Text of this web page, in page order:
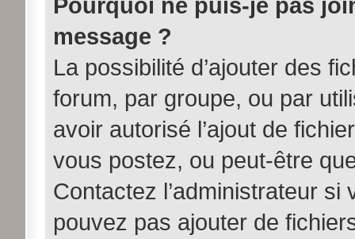
message ?
La possibilité d’ajouter des
forum, par groupe, ou par
avoir autorisé l’ajout de
vous postez, ou peut-être
Contactez l’administrateur
pouvez pas ajouter de